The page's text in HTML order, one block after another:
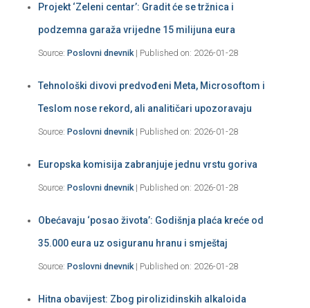
Projekt ‘Zeleni centar’: Gradit će se tržnica i
podzemna garaža vrijedne 15 milijuna eura
Source: Poslovni dnevnik Published on: 2026-01-28
Tehnološki divovi predvođeni Meta, Microsoftom i
Teslom nose rekord, ali analitičari upozoravaju
Source: Poslovni dnevnik Published on: 2026-01-28
Europska komisija zabranjuje jednu vrstu goriva
Source: Poslovni dnevnik Published on: 2026-01-28
Obećavaju ‘posao života’: Godišnja plaća kreće od
35.000 eura uz osiguranu hranu i smještaj
Source: Poslovni dnevnik Published on: 2026-01-28
Hitna obavijest: Zbog pirolizidinskih alkaloida